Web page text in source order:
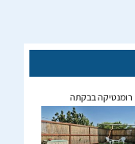
רומנטיקה בבקתה